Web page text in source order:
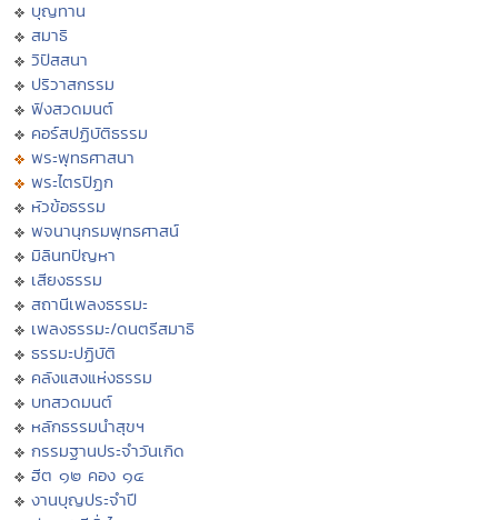
บุญทาน
สมาธิ
วิปัสสนา
ปริวาสกรรม
ฟังสวดมนต์
คอร์สปฏิบัติธรรม
พระพุทธศาสนา
พระไตรปิฏก
หัวข้อธรรม
พจนานุกรมพุทธศาสน์
มิลินทปัญหา
เสียงธรรม
สถานีเพลงธรรมะ
เพลงธรรมะ/ดนตรีสมาธิ
ธรรมะปฏิบัติ
คลังแสงแห่งธรรม
บทสวดมนต์
หลักธรรมนำสุขฯ
กรรมฐานประจำวันเกิด
ฮีต ๑๒ คอง ๑๔
งานบุญประจำปี